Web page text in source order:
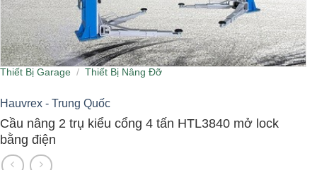
Thiết Bị Garage / Thiết Bị Nâng Đỡ
Hauvrex - Trung Quốc
Cầu nâng 2 trụ kiểu cổng 4 tấn HTL3840 mở lock
bằng điện